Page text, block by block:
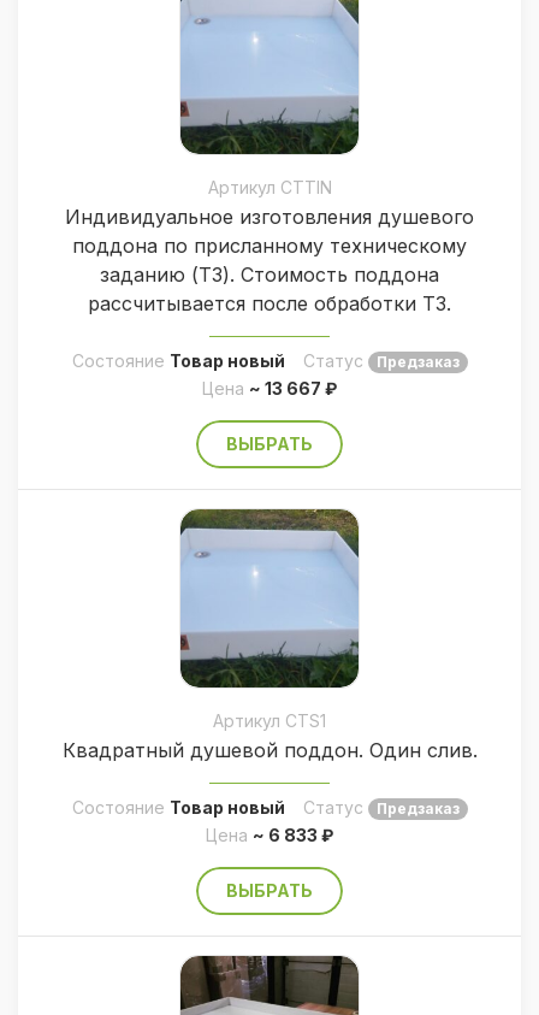
Артикул CTTIN
Индивидуальное изготовления душевого
поддона по присланному техническому
заданию (ТЗ). Стоимость поддона
рассчитывается после обработки ТЗ.
Состояние Товар новый Статус Предзаказ
Цена ~ 13 667 ₽
ВЫБРАТЬ
Артикул CTS1
Квадратный душевой поддон. Один слив.
Состояние Товар новый Статус Предзаказ
Цена ~ 6 833 ₽
ВЫБРАТЬ